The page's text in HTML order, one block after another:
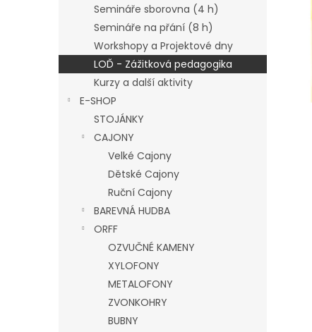
a
n
Semináře sborovna (4 h)
Semináře na přání (8 h)
Workshopy a Projektové dny
LOĎ - Zážitková pedagogika
Kurzy a další aktivity
E-SHOP
STOJÁNKY
CAJONY
Velké Cajony
Dětské Cajony
Ruční Cajony
BAREVNÁ HUDBA
ORFF
OZVUČNÉ KAMENY
XYLOFONY
METALOFONY
ZVONKOHRY
BUBNY